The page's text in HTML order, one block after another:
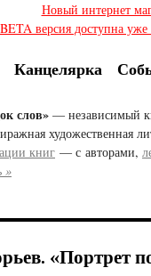
Новый интернет
BETA версия доступна
Канцелярка
слов» — независимый
художественная
книг — с авторами,
»
«Портрет